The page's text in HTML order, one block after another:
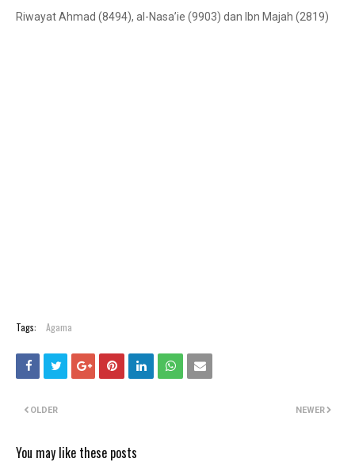
Riwayat Ahmad (8494), al-Nasa’ie (9903) dan Ibn Majah (2819)
Tags: Agama
NEWER
OLDER
You may like these posts